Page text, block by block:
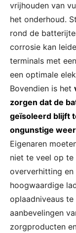
vrijhouden van
het onderhoud.
rond de
corrosie kan
terminals met
een optimale
Bovendien is het
zorgen dat de
geïsoleerd blijft
ongunstige
Eigenaren
niet te veel op te
oververhitting en
hoogwaardige
oplaadniveaus
aanbevelingen
zorgproducten